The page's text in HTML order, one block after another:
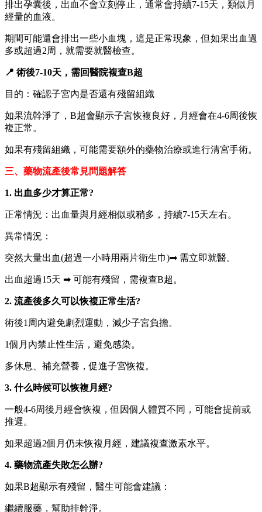
排出孕囊後，出血不會立刻停止，通常會持續7-15天，類似月
經量的血液。
期間可能還會排出一些小血塊，這是正常現象，但如果出血過
多或超過2周，就需要就醫檢查。
📍 術後7-10天，需回醫院複查B超
目的：確認子宮內是否還有殘留組織
如果流幹淨了，B超會顯示子宮恢複良好，月經會在4-6周後恢
複正常。
如果有殘留組織，可能需要額外的藥物治療或進行清宮手術。
三、藥物流產後常見問題解答
1. 出血多少才算正常?
正常情況：出血量與月經相似或稍多，持續7-15天左右。
異常情況：
突然大量出血(超過一小時用兩片衛生巾)➡ 需立即就醫。
出血超過15天 ➡ 可能有殘留，需複查B超。
2. 流產後多久可以恢複正常生活?
術後1周內避免劇烈運動，減少子宮負擔。
1個月內禁止性生活，避免感染。
多休息、補充營養，促進子宮恢複。
3. 什么時候可以恢複月經?
一般4-6周後月經會恢複，但因個人體質不同，可能會提前或
推遲。
如果超過2個月仍未恢複月經，建議複查激素水平。
4. 藥物流產失敗怎么辦?
如果B超顯示有殘留，醫生可能會建議：
繼續服藥，幫助排幹淨。